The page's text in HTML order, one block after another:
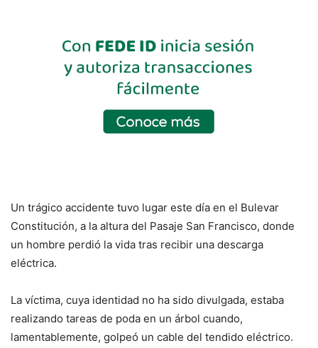
Un trágico accidente tuvo lugar este día en el Bulevar
Constitución, a la altura del Pasaje San Francisco, donde
un hombre perdió la vida tras recibir una descarga
eléctrica.
La víctima, cuya identidad no ha sido divulgada, estaba
realizando tareas de poda en un árbol cuando,
lamentablemente, golpeó un cable del tendido eléctrico.